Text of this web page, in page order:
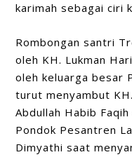
karimah sebagai ciri
Rombongan santri
oleh KH. Lukman
oleh keluarga besar
turut menyambut
Abdullah Habib
Pondok Pesantren
Dimyathi saat